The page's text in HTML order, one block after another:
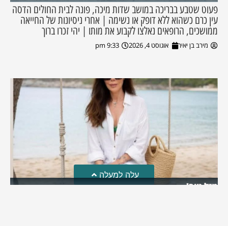
פעוט שטבע בבריכה במושב שדות מיכה, פונה לבית החולים הדסה
עין כרם כשהוא ללא דופק או נשימה | אחרי ניסיונות של החייאה
ממושכים, הרופאים נאלצו לקבוע את מותו | יהי זכרו ברוך
מירב בן יאיר אוגוסט 4, 2026 9:33 pm
מזל טוב!
עלה למעלה